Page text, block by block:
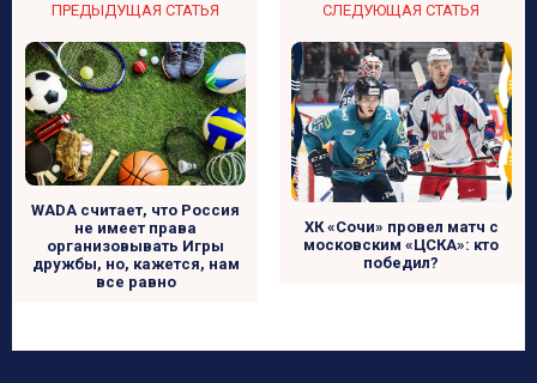
ПРЕДЫДУЩАЯ СТАТЬЯ
WADA считает, что Россия
не имеет права
организовывать Игры
дружбы, но, кажется, нам
все равно
СЛЕДУЮЩАЯ СТАТЬЯ
ХК «Сочи» провел матч с
московским «ЦСКА»: кто
победил?